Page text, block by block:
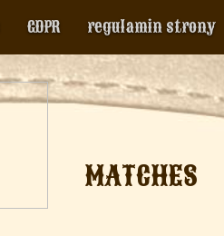
GDPR regulamin strony
MATCHES